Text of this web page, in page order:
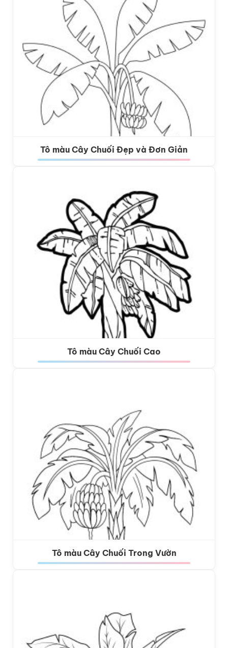
Tô màu Cây Chuối Đẹp và Đơn Giản
Tô màu Cây Chuối Cao
Tô màu Cây Chuối Trong Vườn